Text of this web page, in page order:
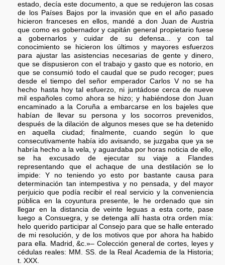
estado, decía este documento, a que se redujeron las cosas
de los Países Bajos por la invasión que en el año pasado
hicieron franceses en ellos, mandé a don Juan de Austria
que como es gobernador y capitán general propietario fuese
a gobernarlos y cuidar de su defensa... y con tal
conocimiento se hicieron los últimos y mayores esfuerzos
para ajustar las asistencias necesarias de gente y dinero,
que se dispusieron con el trabajo y gasto que es notorio, en
que se consumió todo el caudal que se pudo recoger; pues
desde el tiempo del señor emperador Carlos V no se ha
hecho hasta hoy tal esfuerzo, ni juntádose cerca de nueve
mil españoles como ahora se hizo; y habiéndose don Juan
encaminado a la Coruña a embarcarse en los bajeles que
habían de llevar su persona y los socorros prevenidos,
después de la dilación de algunos meses que se ha detenido
en aquella ciudad; finalmente, cuando según lo que
consecutivamente había ido avisando, se juzgaba que ya se
habría hecho a la vela, y aguardaba por horas noticia de ello,
se ha excusado de ejecutar su viaje a Flandes
representando que el achaque de una destilación se lo
impide: Y no teniendo yo esto por bastante causa para
determinación tan intempestiva y no pensada, y del mayor
perjuicio que podía recibir el real servicio y la conveniencia
pública en la coyuntura presente, le he ordenado que sin
llegar en la distancia de veinte leguas a esta corte, pase
luego a Consuegra, y se detenga allí hasta otra orden mía:
helo querido participar al Consejo para que se halle enterado
de mi resolución, y de los motivos que por ahora ha habido
para ella. Madrid, &c.»– Colección general de cortes, leyes y
cédulas reales: MM. SS. de la Real Academia de la Historia;
t. XXX.